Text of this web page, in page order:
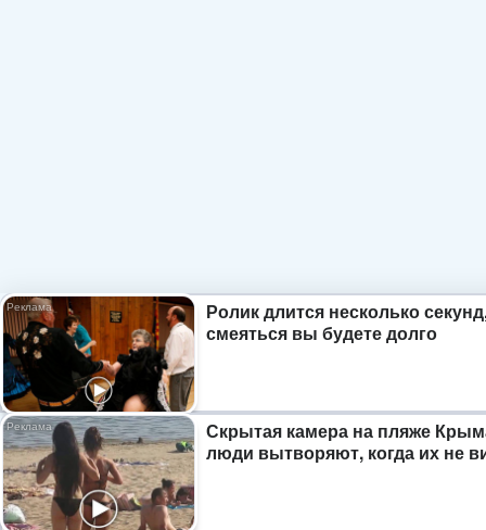
Ролик длится несколько
смеяться вы будете долго
Скрытая камера на пляже
люди вытворяют, когда их не